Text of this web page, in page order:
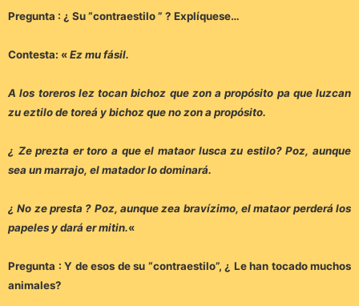
Pregunta : ¿ Su “contraestilo ” ? Explíquese…
Contesta: «Ez mu fásil.
A los toreros lez tocan bichoz que zon a propósito pa que luzcan
zu eztilo de toreá y bichoz que no zon a propósito.
¿ Ze prezta er toro a que el mataor lusca zu estilo? Poz, aunque
sea un marrajo, el matador lo dominará.
¿ No ze presta ? Poz, aunque zea bravízimo, el mataor perderá los
papeles y dará er mitin.«
Pregunta : Y de esos de su “contraestilo”, ¿ Le han tocado muchos
animales?